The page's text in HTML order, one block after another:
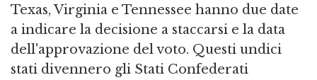
Texas, Virginia e Tennessee hanno due date
a indicare la decisione a staccarsi e la data
dell'approvazione del voto. Questi undici
stati divennero gli Stati Confederati